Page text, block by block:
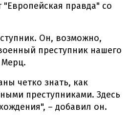
правда" со
Он, возможно,
преступник нашего
Мерц.
четко знать, как
преступниками. Здесь
– добавил он.